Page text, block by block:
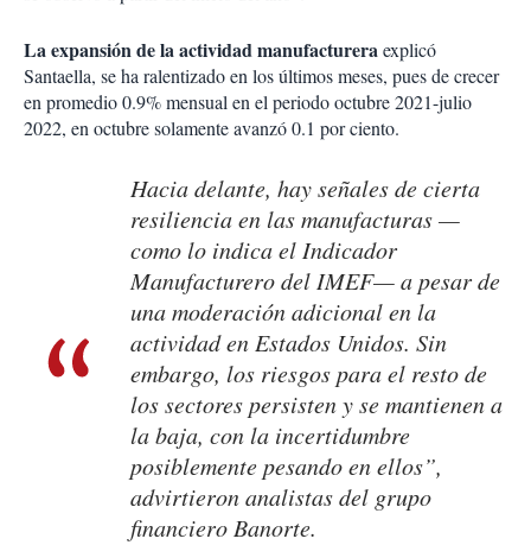
La expansión de la actividad manufactureraexplicó
Santaella, se ha ralentizado en los últimos meses, pues de crecer
en promedio 0.9% mensual en el periodo octubre 2021-julio
2022, en octubre solamente avanzó 0.1 por ciento.
Hacia delante, hay señales de cierta
resiliencia en las manufacturas —
como lo indica el Indicador
Manufacturero del IMEF— a pesar de
una moderación adicional en la
actividad en Estados Unidos. Sin
embargo, los riesgos para el resto de
los sectores persisten y se mantienen a
la baja, con la incertidumbre
posiblemente pesando en ellos”,
advirtieron analistas del grupo
financiero Banorte.